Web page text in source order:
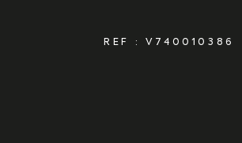
REF : V740010386